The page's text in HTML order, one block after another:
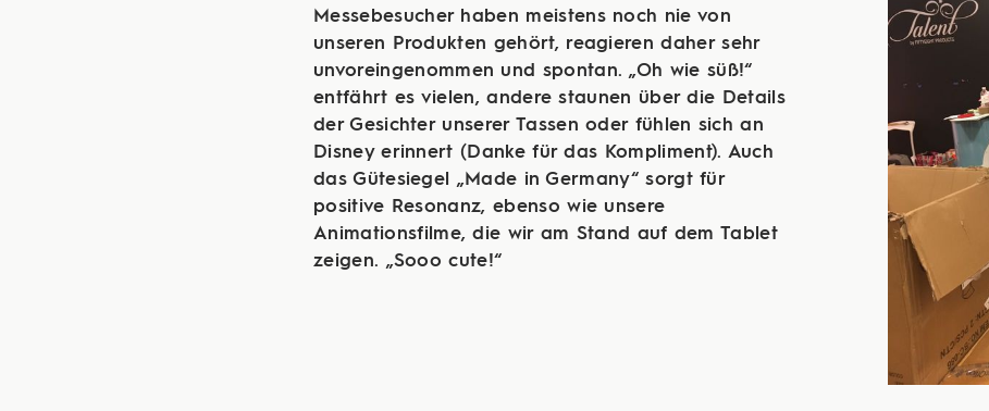
Messebesucher haben meistens noch nie von
unseren Produkten gehört, reagieren daher sehr
unvoreingenommen und spontan. „Oh wie süß!“
entfährt es vielen, andere staunen über die Details
der Gesichter unserer Tassen oder fühlen sich an
Disney erinnert (Danke für das Kompliment). Auch
das Gütesiegel „Made in Germany“ sorgt für
positive Resonanz, ebenso wie unsere
Animationsfilme, die wir am Stand auf dem Tablet
zeigen. „Sooo cute!“